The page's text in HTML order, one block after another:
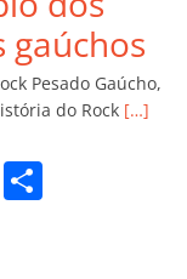
h
ar
gaúchos
Pesado Gaúcho,
do Rock […]
C
o